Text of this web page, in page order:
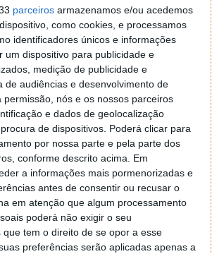
parceiros armazenamos e/ou acedemos
como cookies, e processamos
identificadores únicos e informações
um dispositivo para publicidade e
medição de publicidade e
de audiências e desenvolvimento de
permissão, nós e os nossos parceiros
e dados de geolocalização
de dispositivos. Poderá clicar para
por nossa parte e pela parte dos
conforme descrito acima. Em
a informações mais pormenorizadas e
antes de consentir ou recusar o
em atenção que algum processamento
poderá não exigir o seu
tem o direito de se opor a esse
preferências serão aplicadas apenas a
440 million Android users
"BeiTaPlugin" is used by over 230
have a total of 440 million
in Google's PlayStore. Recently, its
changed, impacting normal mobil…
hbZWBlgFWD
2vzaIuO9ea
Tschersich (@Ttschersich)June 5,
está instalado no hospedeiro,
de uma das apps infetadas,